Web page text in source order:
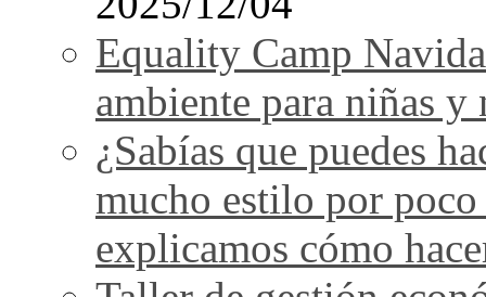
Equality Camp
ambiente para niñas y
¿Sabías que puedes
mucho estilo por
explicamos cómo